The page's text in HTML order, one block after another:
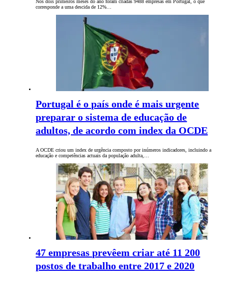
Nos dois primeiros meses do ano foram criadas 9488 empresas em Portugal, o que
corresponde a uma descida de 12%…
Portugal é o país onde é mais urgente
preparar o sistema de educação de
adultos, de acordo com index da OCDE
A OCDE criou um index de urgência composto por inúmeros indicadores, incluindo a
educação e competências actuais da população adulta,…
47 empresas prevêem criar até 11 200
postos de trabalho entre 2017 e 2020